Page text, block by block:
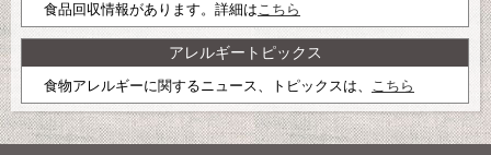
食品回収情報があります。詳細はこちら
アレルギートピックス
食物アレルギーに関するニュース、トピックスは、 こちら